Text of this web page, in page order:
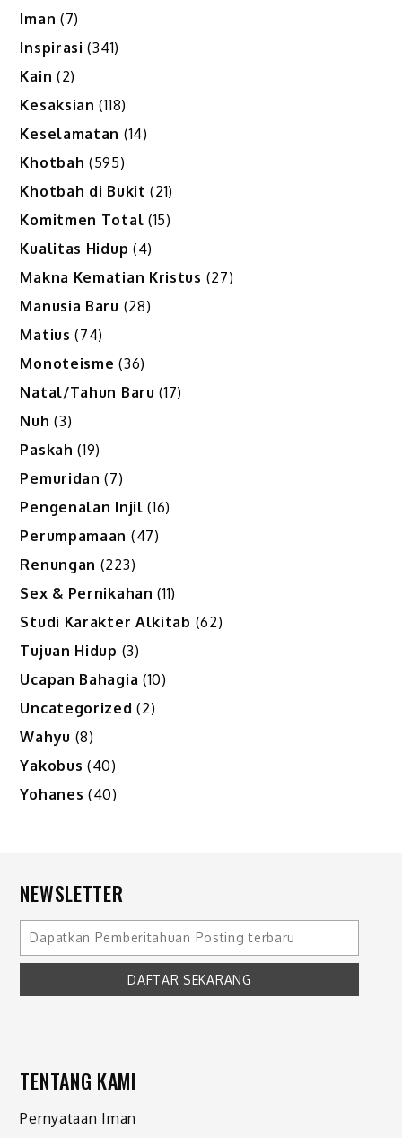
Iman (7)
Inspirasi (341)
Kain (2)
Kesaksian (118)
Keselamatan (14)
Khotbah (595)
Khotbah di Bukit (21)
Komitmen Total (15)
Kualitas Hidup (4)
Makna Kematian Kristus (27)
Manusia Baru (28)
Matius (74)
Monoteisme (36)
Natal/Tahun Baru (17)
Nuh (3)
Paskah (19)
Pemuridan (7)
Pengenalan Injil (16)
Perumpamaan (47)
Renungan (223)
Sex & Pernikahan (11)
Studi Karakter Alkitab (62)
Tujuan Hidup (3)
Ucapan Bahagia (10)
Uncategorized (2)
Wahyu (8)
Yakobus (40)
Yohanes (40)
NEWSLETTER
TENTANG KAMI
Pernyataan Iman